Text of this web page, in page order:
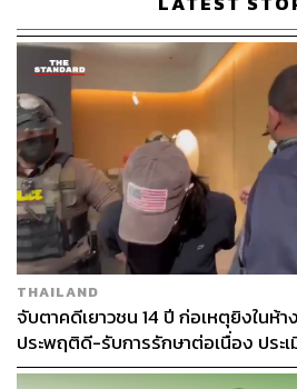
THAILAND
จับตาคดีเยาวชน 14 ปี ก่อเหตุยิงในห้
ประพฤติดี-รับการรักษาต่อเนื่อง ประ